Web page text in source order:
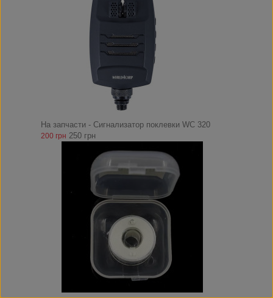
На запчасти - Сигнализатор поклевки WC 320
200 грн 250 грн